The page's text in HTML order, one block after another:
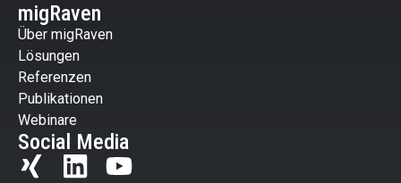
migRaven
Über migRaven
Lösungen
Referenzen
Publikationen
Webinare
Social Media